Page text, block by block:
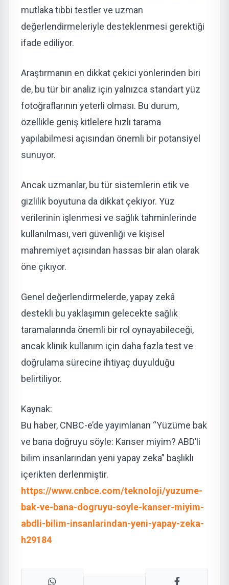
mutlaka tıbbi testler ve uzman
değerlendirmeleriyle desteklenmesi gerektiği
ifade ediliyor.
Araştırmanın en dikkat çekici yönlerinden biri
de, bu tür bir analiz için yalnızca standart yüz
fotoğraflarının yeterli olması. Bu durum,
özellikle geniş kitlelere hızlı tarama
yapılabilmesi açısından önemli bir potansiyel
sunuyor.
Ancak uzmanlar, bu tür sistemlerin etik ve
gizlilik boyutuna da dikkat çekiyor. Yüz
verilerinin işlenmesi ve sağlık tahminlerinde
kullanılması, veri güvenliği ve kişisel
mahremiyet açısından hassas bir alan olarak
öne çıkıyor.
Genel değerlendirmelerde, yapay zekâ
destekli bu yaklaşımın gelecekte sağlık
taramalarında önemli bir rol oynayabileceği,
ancak klinik kullanım için daha fazla test ve
doğrulama sürecine ihtiyaç duyulduğu
belirtiliyor.
Kaynak:
Bu haber, CNBC-e’de yayımlanan “Yüzüme bak
ve bana doğruyu söyle: Kanser miyim? ABD’li
bilim insanlarından yeni yapay zeka” başlıklı
içerikten derlenmiştir.
https://www.cnbce.com/teknoloji/yuzume-
bak-ve-bana-dogruyu-soyle-kanser-miyim-
abdli-bilim-insanlarindan-yeni-yapay-zeka-
h29184